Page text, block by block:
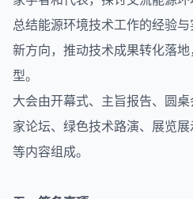
总结能源环境技术工作的经验
新方向，推动技术成果转化落
型。
大会由开幕式、主旨报告、圆
家论坛、绿色技术路演、展览
等内容组成。